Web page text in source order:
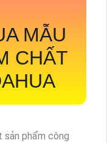
MẪU
CHẤT
sản phẩm công